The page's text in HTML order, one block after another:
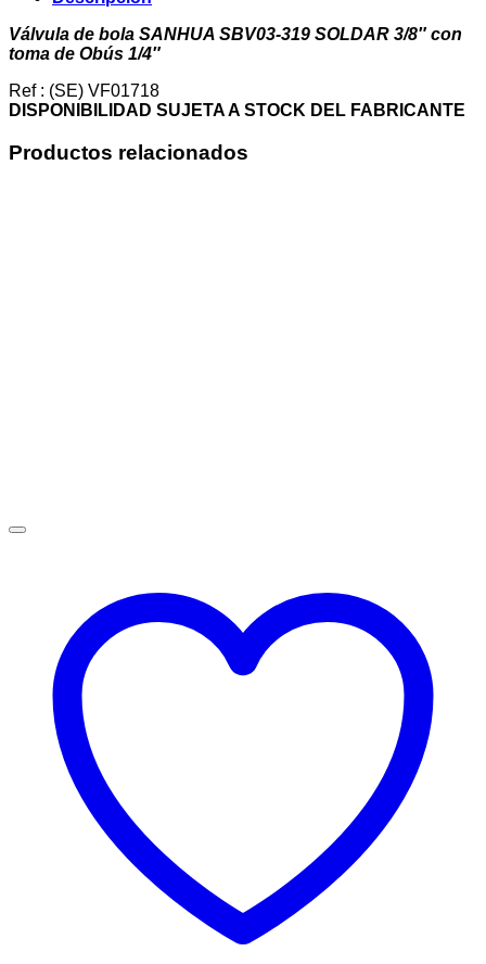
319
SOLDAR
3/8"
toma
de
1/4"
Válvula de bola SANHUA SBV03-319 SOLDAR 3/8″ con
toma de Obús 1/4″
Ref : (SE) VF01718
DISPONIBILIDAD SUJETA A STOCK DEL FABRICANTE
Productos relacionados